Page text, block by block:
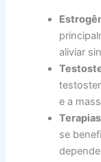
aliviar
e a
se